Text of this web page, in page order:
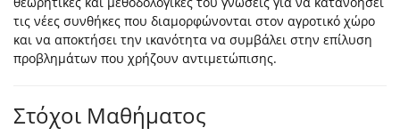
τις νέες συνθήκες που διαμορφώνονται στον αγροτικό χώρο
και να αποκτήσει την ικανότητα να συμβάλει στην επίλυση
προβλημάτων που χρήζουν αντιμετώπισης.
Στόχοι Μαθήματος